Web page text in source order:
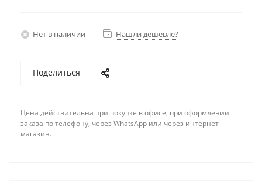
Нет в наличии Нашли дешевле?
Поделиться
Цена действительна при покупке в офисе, при оформлении
заказа по телефону, через WhatsApp или через интернет-
магазин.